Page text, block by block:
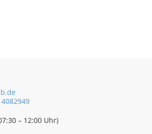
– 12:00 Uhr)